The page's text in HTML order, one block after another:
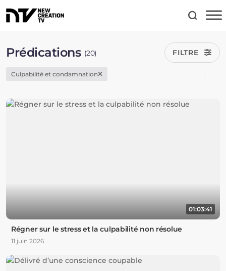
Prédications (20) FILTRE
Culpabilité et condamnation
01:03:41
Régner sur le stress et la culpabilité non résolue
11 juin 2026